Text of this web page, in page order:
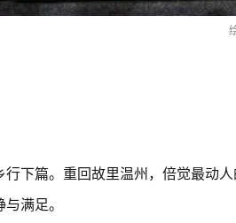
行下篇。重回故里温州，倍觉最动
满足。